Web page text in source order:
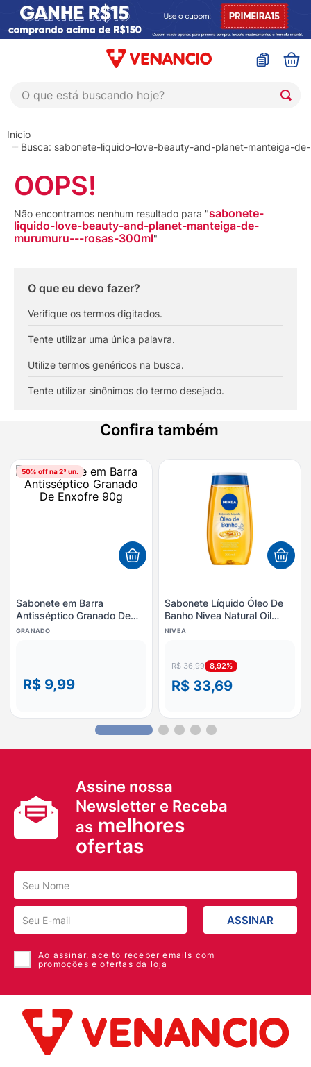
O que está buscando hoje?
sabonete-liquido-love-beauty-and-planet-manteiga-
OOPS!
Não encontramos nenhum resultado para "sabonete-
liquido-love-beauty-and-planet-manteiga-de-
murumuru---rosas-300ml"
O que eu devo fazer?
Verifique os termos digitados.
Tente utilizar uma única palavra.
Utilize termos genéricos na busca.
Tente utilizar sinônimos do termo desejado.
Confira também
50% off na 2ª un.
Sabonete em Barra
Antisséptico Granado De
Enxofre 90g
GRANADO
R$ 9,99
Sabonete Líquido Óleo De
Banho Nivea Natural Oil
200ml
NIVEA
R$ 36,99 8,92%
R$ 33,69
Assine nossa
Newsletter e Receba
as melhores
ofertas
ASSINAR
Ao assinar, aceito receber emails com
promoções e ofertas da loja
1
coristina
3
4 º
fly gotas
5º
protetor solar
7º
shampoo
8º
esmalte
9º
lenço umedecido
10º fralda